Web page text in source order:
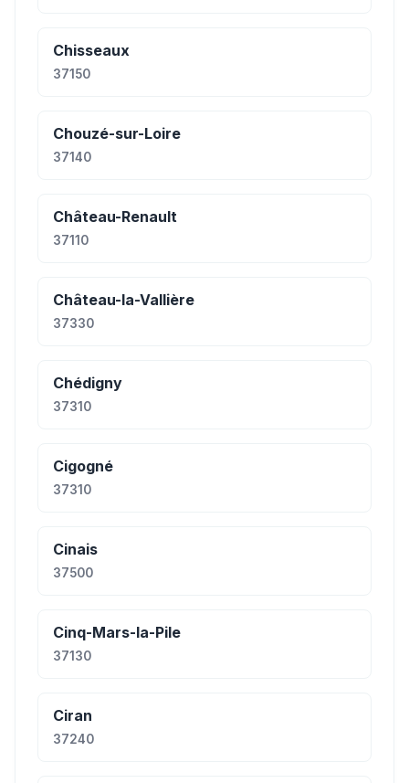
Chisseaux
37150
Chouzé-sur-Loire
37140
Château-Renault
37110
Château-la-Vallière
37330
Chédigny
37310
Cigogné
37310
Cinais
37500
Cinq-Mars-la-Pile
37130
Ciran
37240